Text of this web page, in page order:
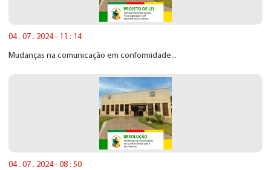
04 . 07 . 2024 - 11 : 14
Mudanças na comunicação em conformidade...
04 . 07 . 2024 - 08 : 50